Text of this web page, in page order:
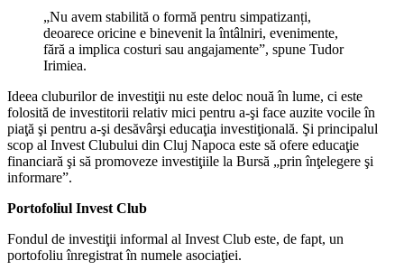
„Nu avem stabilită o formă pentru simpatizanți,
deoarece oricine e binevenit la întâlniri, evenimente,
fără a implica costuri sau angajamente”, spune Tudor
Irimiea.
Ideea cluburilor de investiţii nu este deloc nouă în lume, ci este
folosită de investitorii relativ mici pentru a-şi face auzite vocile în
piaţă şi pentru a-şi desăvârşi educaţia investiţională. Şi principalul
scop al Invest Clubului din Cluj Napoca este să ofere educaţie
financiară şi să promoveze investiţiile la Bursă „prin înţelegere şi
informare”.
Portofoliul Invest Club
Fondul de investiţii informal al Invest Club este, de fapt, un
portofoliu înregistrat în numele asociaţiei.